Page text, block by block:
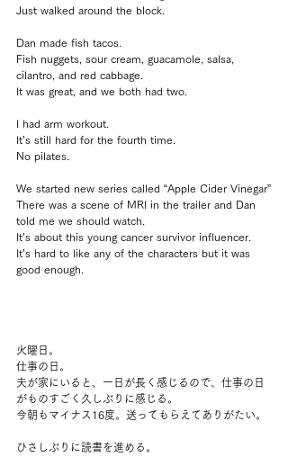
Just walked around the block.
Dan made fish tacos.
Fish nuggets, sour cream, guacamole, salsa,
cilantro, and red cabbage.
It was great, and we both had two.
I had arm workout.
It’s still hard for the fourth time.
No pilates.
We started new series called “Apple Cider Vinegar”
There was a scene of MRI in the trailer and Dan
told me we should watch.
It’s about this young cancer survivor influencer.
It’s hard to like any of the characters but it was
good enough.
火曜日。
仕事の日。
夫が家にいると、一日が長く感じるので、仕事の日
がものすごく久しぶりに感じる。
今朝もマイナス16度。送ってもらえてありがたい。
ひさしぶりに読書を進める。